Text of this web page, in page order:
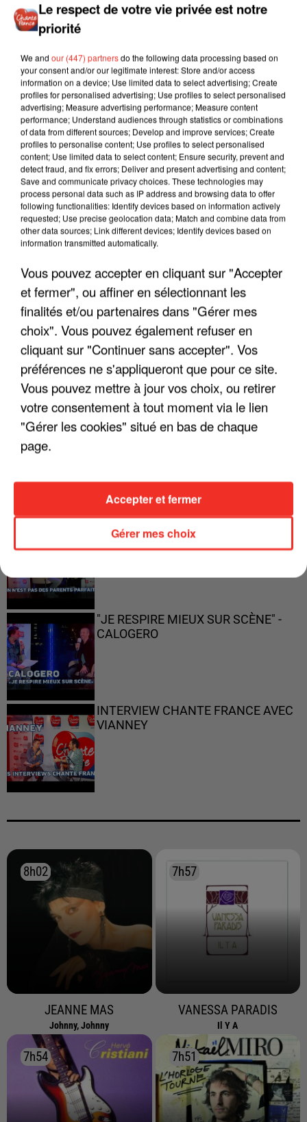
LES INTERVIEWS CHANTE
FRANCE
"JE SUIS À DISPOSITION DES
ENFOIRÉS"
"ON N'EST PAS DES PARENTS
PARFAITS"
"JE RESPIRE MIEUX SUR SCÈNE" -
CALOGERO
INTERVIEW CHANTE FRANCE AVEC
VIANNEY
8h02
8h02
JEANNE MAS
Johnny, Johnny
7h57
7h57
VANESSA PARADIS
Il Y A
7h54
7h54 7h51
7h51
Le respect de votre vie privée est notre
priorité
We and our (447) partnersdo the following data processing based on
your consent and/or our legitimate interest: Store and/or access
information on a device; Use limited data to select advertising; Create
profiles for personalised advertising; Use profiles to select personalised
advertising; Measure advertising performance; Measure content
performance; Understand audiences through statistics or combinations
of data from different sources; Develop and improve services; Create
profiles to personalise content; Use profiles to select personalised
content; Use limited data to select content; Ensure security, prevent and
detect fraud, and fix errors; Deliver and present advertising and content;
Save and communicate privacy choices. These technologies may
process personal data such as IP address and browsing data to offer
following functionalities: Identify devices based on information actively
requested; Use precise geolocation data; Match and combine data from
other data sources; Link different devices; Identify devices based on
information transmitted automatically.
Vous pouvez accepter en cliquant sur "Accepter
et fermer", ou affiner en sélectionnant les
finalités et/ou partenaires dans "Gérer mes
choix". Vous pouvez également refuser en
cliquant sur "Continuer sans accepter". Vos
préférences ne s'appliqueront que pour ce site.
Vous pouvez mettre à jour vos choix, ou retirer
votre consentement à tout moment via le lien
"Gérer les cookies" situé en bas de chaque
page.
Gérer mes choix
Accepter et fermer